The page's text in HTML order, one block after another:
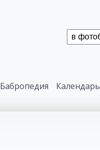
Бабропедия Календарь